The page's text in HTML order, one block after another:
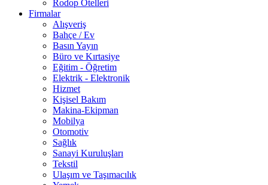
Rodop Otelleri
Firmalar
Alışveriş
Bahçe / Ev
Basın Yayın
Büro ve Kırtasiye
Eğitim - Öğretim
Elektrik - Elektronik
Hizmet
Kişisel Bakım
Makina-Ekipman
Mobilya
Otomotiv
Sağlık
Sanayi Kuruluşları
Tekstil
Ulaşım ve Taşımacılık